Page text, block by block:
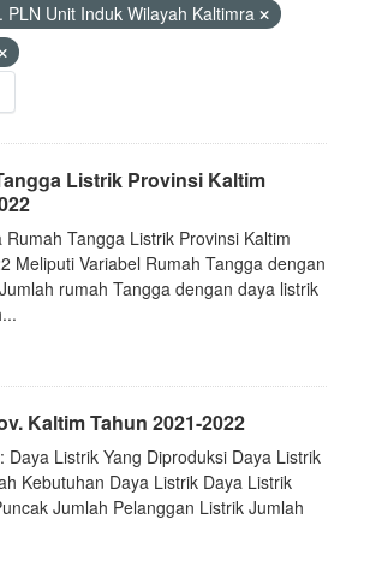
PLN Unit Induk Wilayah Kaltimra
Listrik Provinsi Kaltim
Tangga Listrik Provinsi Kaltim
Meliputi Variabel Rumah Tangga dengan
rumah Tangga dengan daya listrik
Kaltim Tahun 2021-2022
Daya Listrik Yang Diproduksi Daya Listrik
Kebutuhan Daya Listrik Daya Listrik
Jumlah Pelanggan Listrik Jumlah